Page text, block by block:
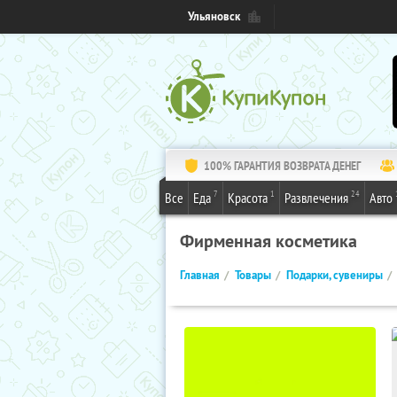
Ульяновск
100% ГАРАНТИЯ ВОЗВРАТА ДЕНЕГ
Все Еда 7 Красота 1 Развлечения 24 Авто
Фирменная косметика
Главная Товары Подарки, сувениры